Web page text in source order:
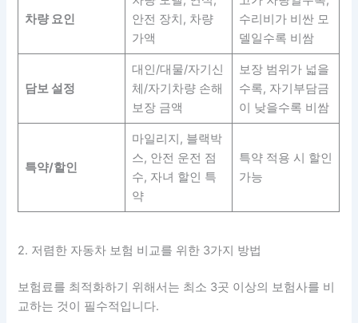
차량 요인
안전 장치, 차량
가액
수리비가 비싼 모
델일수록 비쌈
담보 설정
대인/대물/자기신
체/자기차량 손해
보장 금액
보장 범위가 넓을
수록, 자기부담금
이 낮을수록 비쌈
특약/할인
마일리지, 블랙박
스, 안전 운전 점
수, 자녀 할인 특
약
특약 적용 시 할인
가능
2. 저렴한 자동차 보험 비교를 위한 3가지 방법
보험료를 최적화하기 위해서는 최소 3곳 이상의 보험사를 비
교하는 것이 필수적입니다.